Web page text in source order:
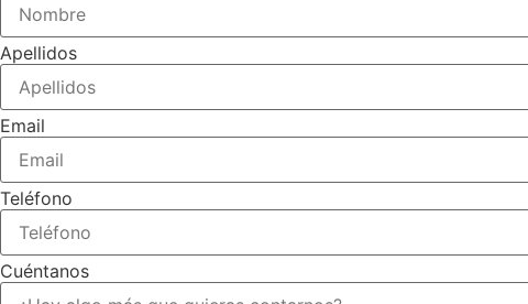
Apellidos
Email
Teléfono
Cuéntanos